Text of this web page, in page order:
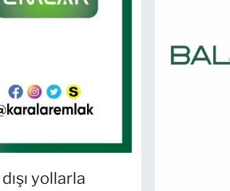
yollarla